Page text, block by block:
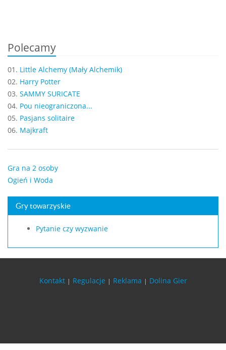
Polecamy
01. Little Alchemy (Mały Alchemik)
02. Harry Potter
03. SAMMY SURICATE
04. Pou nieograniczona...
05. Pasjans solitaire
06. Majkraft
Gra na 2 osoby
Ogień i Woda
Gry towarzyskie
Pytanie czy wyzwanie
Kontakt | Regulacje | Reklama | Dolina Gier